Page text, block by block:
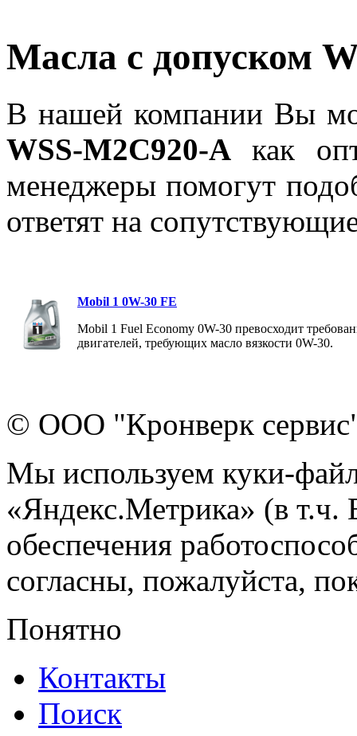
Масла с допуском
В нашей компании Вы
WSS-M2C920-A как
менеджеры помогут
ответят на
Mobil 1 0W-30 FE
Mobil 1 Fuel Economy 0W-30 превосходит
двигателей, требующих масло вязкости 0W-30.
© ООО "Кронверк
Мы используем куки-
«Яндекс.Метрика» (в т.ч.
обеспечения
согласны, пожалуйста,
Понятно
Контакты
Поиск